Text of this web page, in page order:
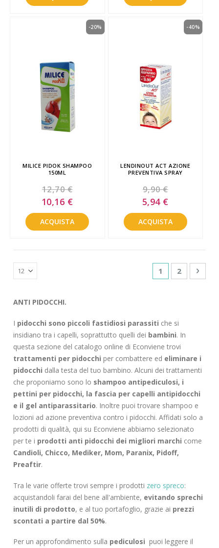
MILICE PIDOK SHAMPOO
150ML
12,70 €
-20%
Special
Price
10,16 €
ACQUISTA
LENDINOUT ACT AZIONE
PREVENTIVA SPRAY
9,90 €
-40%
Special
Price
5,94 €
ACQUISTA
Pagina
Attualmente
1 Pagina
2
ANTI PIDOCCHI.
I pidocchi sono piccoli fastidiosi parassiti che si
insidiano tra i capelli, soprattutto quelli dei bambini. In
questa sezione del catalogo online di Econviene trovi
trattamenti per pidocchi per combattere ed eliminare i
pidocchi dalla testa del tuo bambino. Alcuni dei trattamenti
che proponiamo sono lo shampoo antipediculosi, i
pettini per pidocchi, la fascia per capelli antipidocchi
e il gel antiparassitario. Inoltre puoi trovare shampoo e
lozioni ad azione preventiva contro i pidocchi. Affidati solo a
prodotti di qualità, qui su Econviene abbiamo selezionato
per te i prodotti anti pidocchi dei migliori marchi come
Candioli, Chicco, Mediker, Mom, Paranix, Pidoff,
Preaftir.
Tra le varie offerte trovi sempre i prodotti zero spreco:
acquistandoli farai del bene all'ambiente, evitando sprechi
inutili di prodotto, e al tuo portafoglio, grazie ai prezzi
scontati a partire dal 50%.
Per un approfondimento sulla pediculosi puoi leggere il